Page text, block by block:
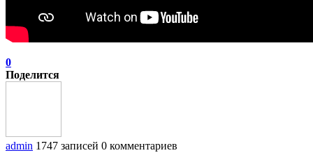
0
Поделится
admin 1747 записей 0 комментариев